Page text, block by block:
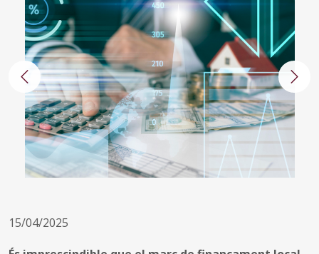
Anterior
15/04/2025